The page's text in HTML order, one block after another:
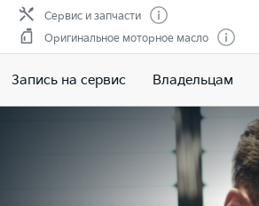
Сервис и запчасти
Оригинальное моторное масло
Запись на сервис Владельцам